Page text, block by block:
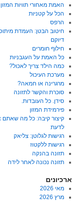
האמת מאחורי תוויות המזון
הכל על קטניות
הרפס
חיטוב הבטן: העמדת
דיוקם
חילוף חומרים
כל האמת על העגבניות
כמה הילד צריך לאכול?
מערכת העיכול
מרגרינה או חמאה?
סוכרת והקשר לתזונה
סידן. כל העובדות.
פירמידת המזון
קיצור קיבה: כל מה שאתם
לדעת
רגישות לגלוטן: צליאק
רגישות ללקטוז
תזונה בהנקה
תזונה נכונה לאחר לידה
ארכיונים
מאי 2026
מרץ 2026